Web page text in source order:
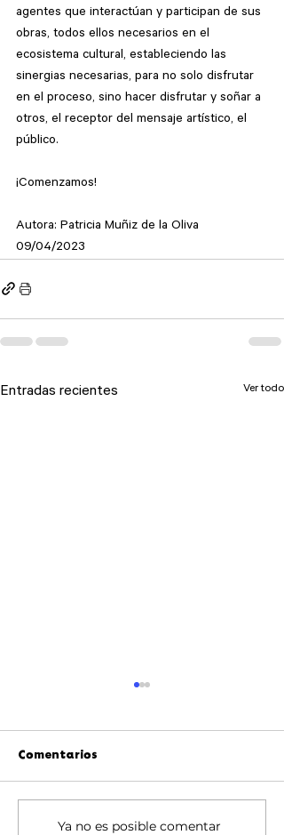
agentes que interactúan y participan de sus
obras, todos ellos necesarios en el
ecosistema cultural, estableciendo las
sinergias necesarias, para no solo disfrutar
en el proceso, sino hacer disfrutar y soñar a
otros, el receptor del mensaje artístico, el
público.
¡Comenzamos!
Autora: Patricia Muñiz de la Oliva
09/04/2023
Entradas recientes Ver todo
La IA y la propiedad
Comentarios
Ya no es posible comentar